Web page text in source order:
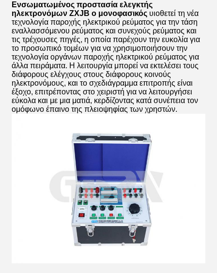
Ενσωματωμένος προστασία ελεγκτής
ηλεκτρονόμων ZXJB ο μονοφασικός υιοθετεί τη νέα
τεχνολογία παροχής ηλεκτρικού ρεύματος για την τάση
εναλλασσόμενου ρεύματος και συνεχούς ρεύματος και
τις τρέχουσες πηγές, η οποία παρέχουν την ευκολία για
το προσωπικό τομέων για να χρησιμοποιήσουν την
τεχνολογία οργάνων παροχής ηλεκτρικού ρεύματος για
άλλα πειράματα. Η λειτουργία μπορεί να εκτελέσει τους
διάφορους ελέγχους στους διάφορους κοινούς
ηλεκτρονόμους, και το σχεδιάγραμμα επιτροπής είναι
έξοχο, επιτρέποντας στο χειριστή για να λειτουργήσει
εύκολα και με μια ματιά, κερδίζοντας κατά συνέπεια τον
ομόφωνο έπαινο της πλειοψηφίας των χρηστών.